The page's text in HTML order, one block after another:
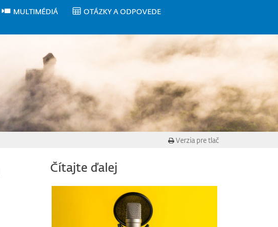
MULTIMÉDIÁ
OTÁZKY A ODPOVEDE
Verzia pre tlač
Čítajte ďalej